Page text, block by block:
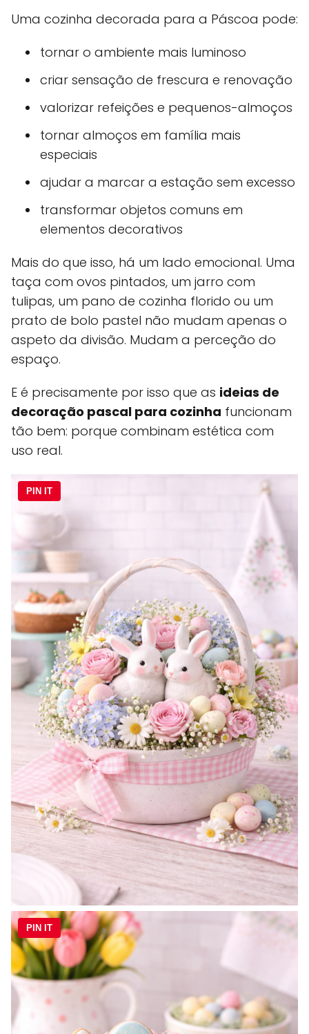
Uma cozinha decorada para a Páscoa pode:
tornar o ambiente mais luminoso
criar sensação de frescura e renovação
valorizar refeições e pequenos-almoços
tornar almoços em família mais
especiais
ajudar a marcar a estação sem excesso
transformar objetos comuns em
elementos decorativos
Mais do que isso, há um lado emocional. Uma
taça com ovos pintados, um jarro com
tulipas, um pano de cozinha florido ou um
prato de bolo pastel não mudam apenas o
aspeto da divisão. Mudam a perceção do
espaço.
E é precisamente por isso que as ideias de
decoração pascal para cozinha funcionam
tão bem: porque combinam estética com
uso real.
PIN IT
PIN IT